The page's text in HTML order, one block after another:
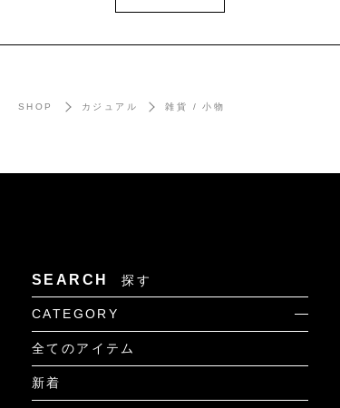
SHOP カジュアル 雑貨 / 小物
SEARCH 探す
CATEGORY
全てのアイテム
新着